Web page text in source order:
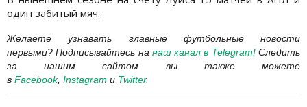
один забитый мяч.
Желаете узнавать главные футбольные новости
первыми? Подписывайтесь на наш канал в Telegram!Следить
за нашим сайтом вы также можете
в Facebook, Instagram и Twitter.